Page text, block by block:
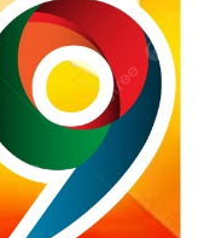
Solusi.
Timah di Darat